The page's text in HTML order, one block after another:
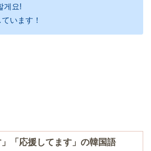
게요!
います！
」「応援してます」の韓国語